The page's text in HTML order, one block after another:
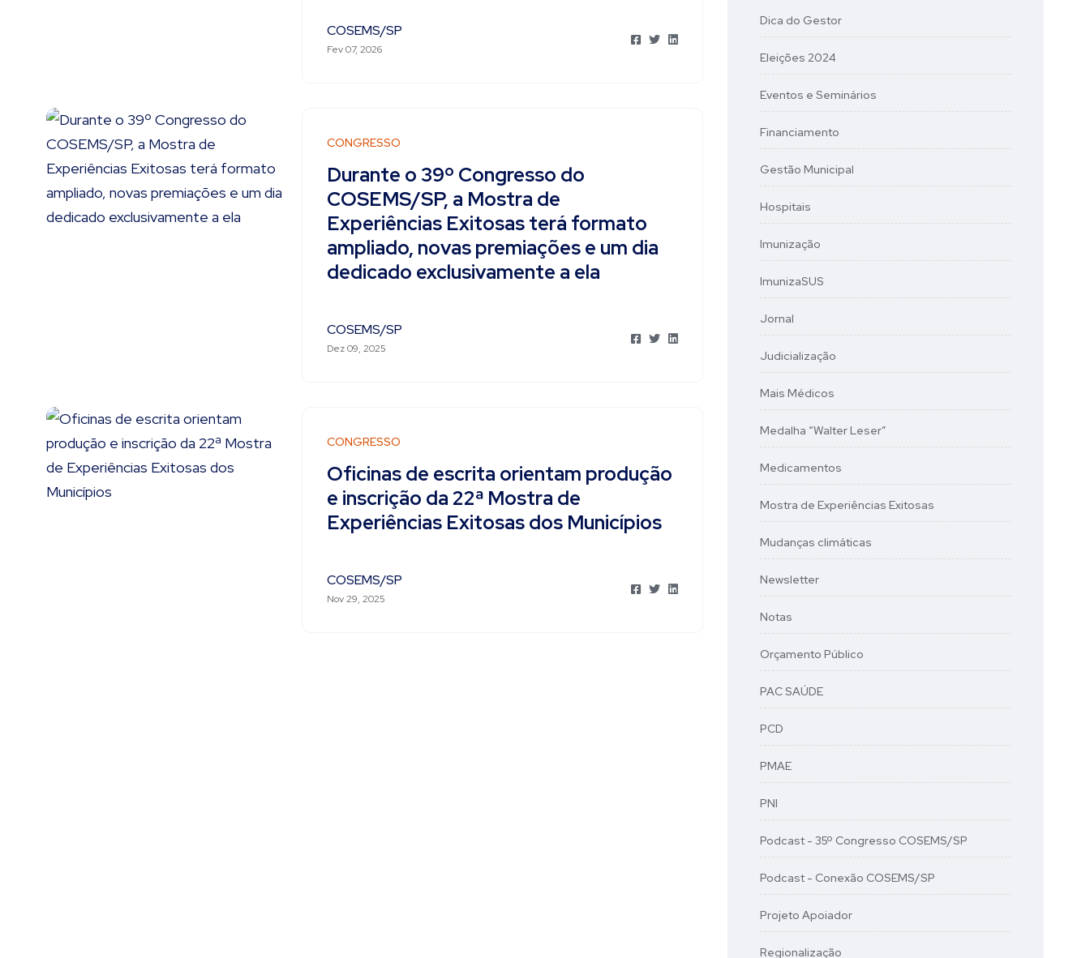
COSEMS/SP
Fev 07, 2026
CONGRESSO
Durante o 39º Congresso do
COSEMS/SP, a Mostra de
Experiências Exitosas terá formato
ampliado, novas premiações e um dia
dedicado exclusivamente a ela
COSEMS/SP
Dez 09, 2025
CONGRESSO
Oficinas de escrita orientam produção
e inscrição da 22ª Mostra de
Experiências Exitosas dos Municípios
COSEMS/SP
Nov 29, 2025
Dica do Gestor
Eleições 2024
Eventos e Seminários
Financiamento
Gestão Municipal
Hospitais
Imunização
ImunizaSUS
Jornal
Judicialização
Mais Médicos
Medalha “Walter Leser”
Medicamentos
Mostra de Experiências Exitosas
Mudanças climáticas
Newsletter
Notas
Orçamento Público
PAC SAÚDE
PCD
PMAE
PNI
Podcast - 35º Congresso COSEMS/SP
Podcast - Conexão COSEMS/SP
Projeto Apoiador
Regionalização